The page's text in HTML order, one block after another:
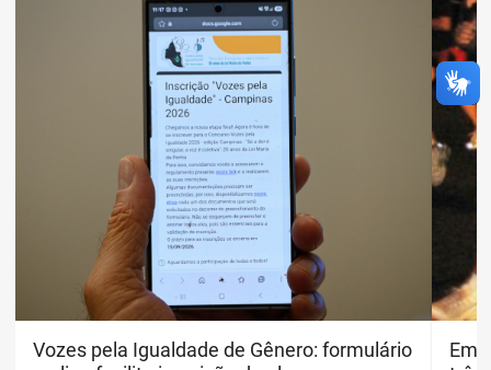
Rogério Capela/PMC
Vozes pela Igualdade de Gênero: formulário